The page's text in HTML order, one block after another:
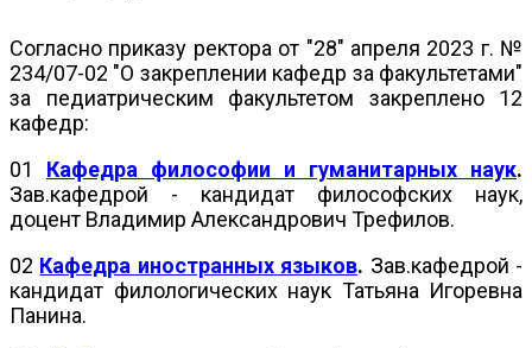
Согласно приказу ректора от "28" апреля 2023 г. №
234/07-02 "О закреплении кафедр за факультетами"
за педиатрическим факультетом закреплено12
кафедр:
01 Кафедра философии и гуманитарных наук.
Зав.кафедрой - кандидат философских наук,
доцент Владимир Александрович Трефилов.
02 Кафедра иностранных языков. Зав.кафедрой -
кандидат филологических наук Татьяна Игоревна
Панина.